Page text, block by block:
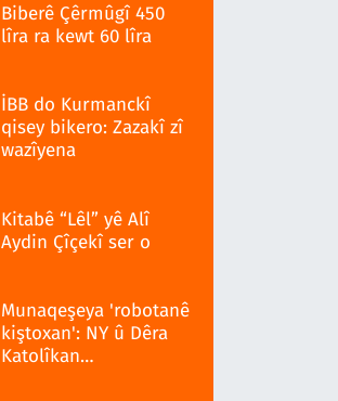
Biberê Çêrmûgî 450
lîra ra kewt 60 lîra
İBB do Kurmanckî
qisey bikero: Zazakî zî
wazîyena
Kitabê “Lêl” yê Alî
Aydin Çîçekî ser o
Munaqeşeya 'robotanê
kiştoxan': NY û Dêra
Katolîkan